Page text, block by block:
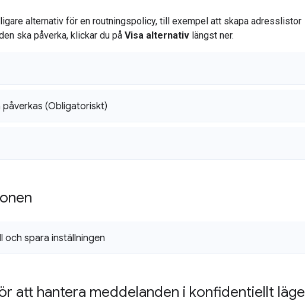
alternativ för en routningspolicy, till exempel att skapa adresslistor
ska påverka, klickar du på Visa alternativ längst ner.
(Obligatoriskt)
och spara inställningen
att hantera meddelanden i konfidentiellt läge